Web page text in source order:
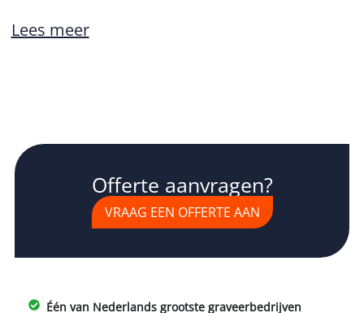
Lees meer
Offerte aanvragen?
VRAAG EEN OFFERTE AAN
Één van Nederlands grootste graveerbedrijven